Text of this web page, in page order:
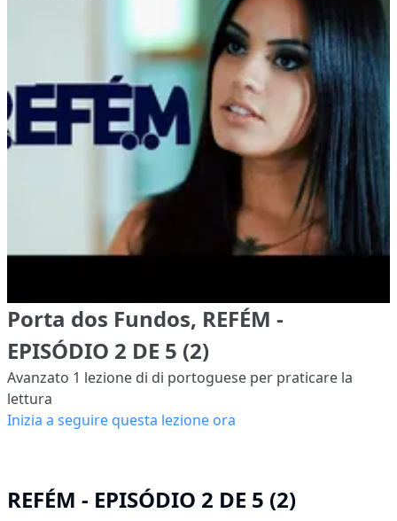
Porta dos Fundos, REFÉM -
EPISÓDIO 2 DE 5 (2)
Avanzato 1 lezione di di portoguese per praticare la
lettura
Inizia a seguire questa lezione ora
REFÉM - EPISÓDIO 2 DE 5 (2)